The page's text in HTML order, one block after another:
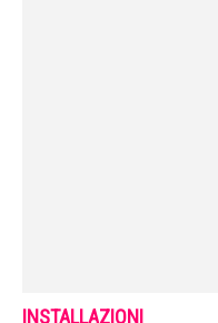
INSTALLAZIONI